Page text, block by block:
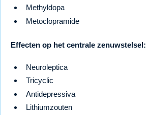
Methyldopa
Metoclopramide
Effecten op het centrale zenuwstelsel:
Neuroleptica
Tricyclic
Antidepressiva
Lithiumzouten